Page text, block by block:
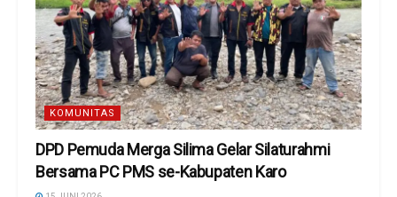
KOMUNITAS
DPD Pemuda Merga Silima Gelar Silaturahmi
Bersama PC PMS se-Kabupaten Karo